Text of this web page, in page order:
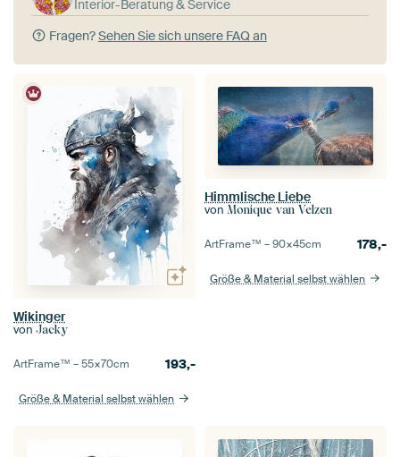
Interior-Beratung & Service
Fragen?Sehen Sie sich unsere FAQ an
Wikinger
von Jacky
ArtFrame™ –55×70cm 193,-
Größe & Material selbst wählen
Himmlische Liebe
von Monique van Velzen
ArtFrame™ –90×45cm 178,-
Größe & Material selbst wählen